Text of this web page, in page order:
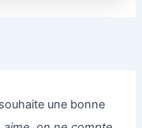
une bonne